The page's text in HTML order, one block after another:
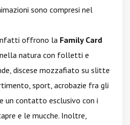
sono compresi nel
offrono la Family Card
nella natura con folletti e
discese mozzafiato su slitte
sport, acrobazie fra gli
un contatto esclusivo con i
e le mucche. Inoltre,